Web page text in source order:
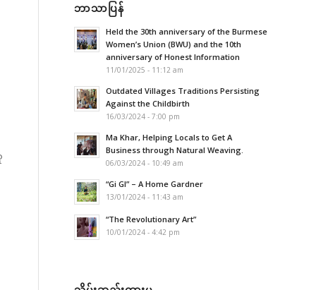
ဘာသာပြန်
Held the 30th anniversary of the Burmese
Women’s Union (BWU) and the 10th
anniversary of Honest Information
11/01/2025 - 11:12 am
Outdated Villages Traditions Persisting
Against the Childbirth
16/03/2024 - 7:00 pm
Ma Khar, Helping Locals to Get A
Business through Natural Weaving.
06/03/2024 - 10:49 am
“Gi GI” – A Home Gardner
13/01/2024 - 11:43 am
“The Revolutionary Art”
10/01/2024 - 4:42 pm